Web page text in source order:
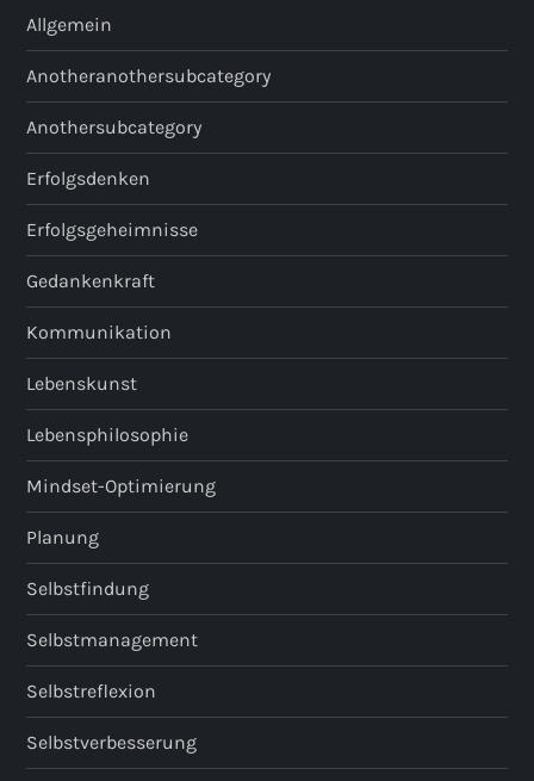
Allgemein
Anotheranothersubcategory
Anothersubcategory
Erfolgsdenken
Erfolgsgeheimnisse
Gedankenkraft
Kommunikation
Lebenskunst
Lebensphilosophie
Mindset-Optimierung
Planung
Selbstfindung
Selbstmanagement
Selbstreflexion
Selbstverbesserung